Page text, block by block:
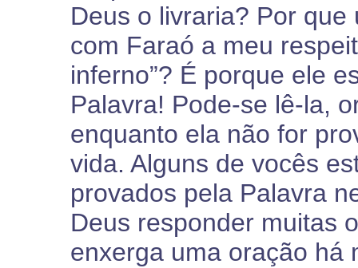
Deus o livraria? Por que
com Faraó a meu
inferno”? É porque ele
Palavra! Pode-se lê-la,
enquanto ela não for
vida. Alguns de vocês
provados pela Palavra
Deus responder muitas
enxerga uma oração há